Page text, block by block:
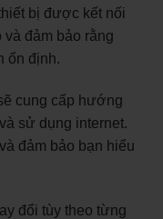
bị được kết nối
đảm bảo rằng
ổn định.
cung cấp hướng
sử dụng internet.
đảm bảo bạn hiểu
đổi tùy theo từng